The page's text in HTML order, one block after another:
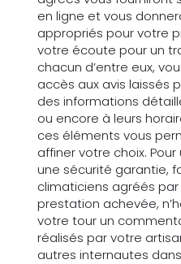
en ligne et vous
appropriés pour votre
votre écoute pour un
chacun d’entre eux,
accès aux avis laissés
des informations
ou encore à leurs
ces éléments vous
affiner votre choix.
une sécurité garantie,
climaticiens agréés par
prestation achevée,
votre tour un
réalisés par votre
autres internautes